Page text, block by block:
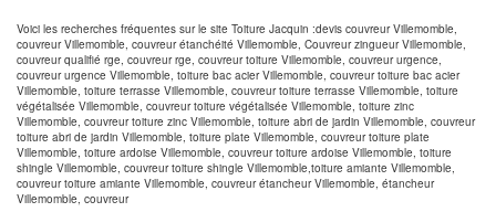
Voici les recherches fréquentes sur le site Toiture Jacquin :devis couvreur Villemomble,
couvreur Villemomble, couvreur étanchéité Villemomble, Couvreur zingueur Villemomble,
couvreur qualifié rge, couvreur rge, couvreur toiture Villemomble, couvreur urgence,
couvreur urgence Villemomble, toiture bac acier Villemomble, couvreur toiture bac acier
Villemomble, toiture terrasse Villemomble, couvreur toiture terrasse Villemomble, toiture
végétalisée Villemomble, couvreur toiture végétalisée Villemomble, toiture zinc
Villemomble, couvreur toiture zinc Villemomble, toiture abri de jardin Villemomble, couvreur
toiture abri de jardin Villemomble, toiture plate Villemomble, couvreur toiture plate
Villemomble, toiture ardoise Villemomble, couvreur toiture ardoise Villemomble, toiture
shingle Villemomble, couvreur toiture shingle Villemomble,toiture amiante Villemomble,
couvreur toiture amiante Villemomble, couvreur étancheur Villemomble, étancheur
Villemomble, couvreur